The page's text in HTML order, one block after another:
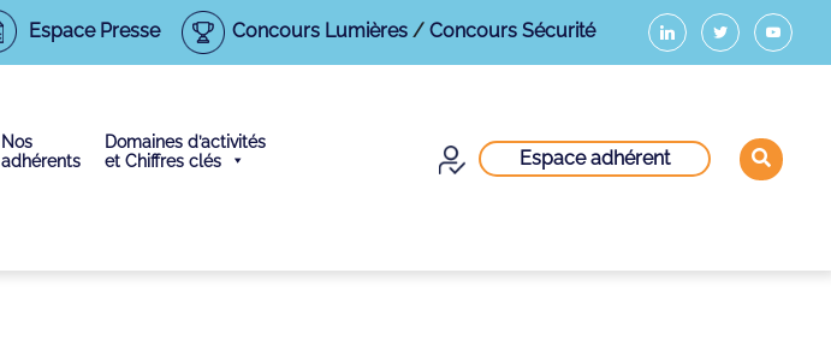
Espace Presse Concours Lumières/ Concours Sécurité
Nos
adhérents
Domaines d’activités
et Chiffres clés
Espace adhérent